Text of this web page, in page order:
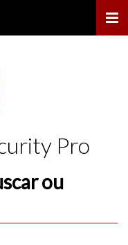
Pro
ou